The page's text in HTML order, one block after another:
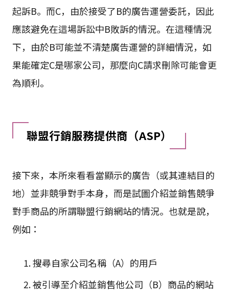
起訴B。而C，由於接受了B的廣告運營委託，因此
應該避免在這場訴訟中B敗訴的情況。在這種情況
下，由於B可能並不清楚廣告運營的詳細情況，如
果能確定C是哪家公司，那麼向C請求刪除可能會更
為順利。
聯盟行銷服務提供商（ASP）
接下來，本所來看看當顯示的廣告（或其連結目的
地）並非競爭對手本身，而是試圖介紹並銷售競爭
對手商品的所謂聯盟行銷網站的情況。也就是說，
例如：
搜尋自家公司名稱（A）的用戶
被引導至介紹並銷售他公司（B）商品的網站